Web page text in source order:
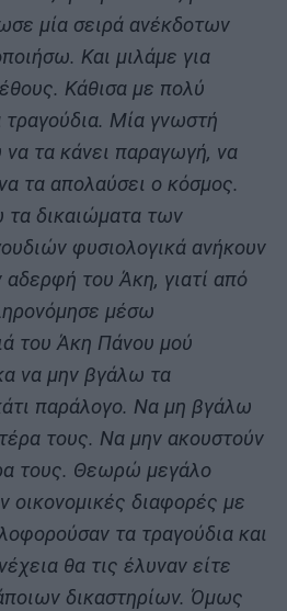
μία σειρά ανέκδοτων
Και μιλάμε για
Κάθισα με πολύ
Μία γνωστή
να τα κάνει παραγωγή, να
τα απολαύσει ο κόσμος.
δικαιώματα των
φυσιολογικά ανήκουν
αδερφή του Άκη, γιατί από
μέσω
του Άκη Πάνου μού
να μην βγάλω τα
παράλογο. Να μη βγάλω
τους. Να μην ακουστούν
τους. Θεωρώ μεγάλο
οικονομικές διαφορές με
τα τραγούδια και
θα τις έλυναν είτε
δικαστηρίων. Όμως